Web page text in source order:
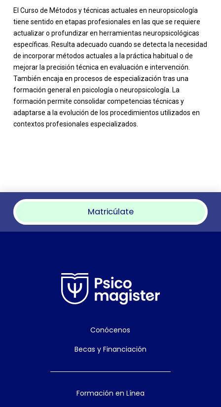
El Curso de Métodos y técnicas actuales en neuropsicología
tiene sentido en etapas profesionales en las que se requiere
actualizar o profundizar en herramientas neuropsicológicas
específicas. Resulta adecuado cuando se detecta la necesidad
de incorporar métodos actuales a la práctica habitual o de
mejorar la precisión técnica en evaluación e intervención.
También encaja en procesos de especialización tras una
formación general en psicología o neuropsicología. La
formación permite consolidar competencias técnicas y
adaptarse a la evolución de los procedimientos utilizados en
contextos profesionales especializados.
Matricúlate
Conócenos
Becas y Financiación
Formación en Línea